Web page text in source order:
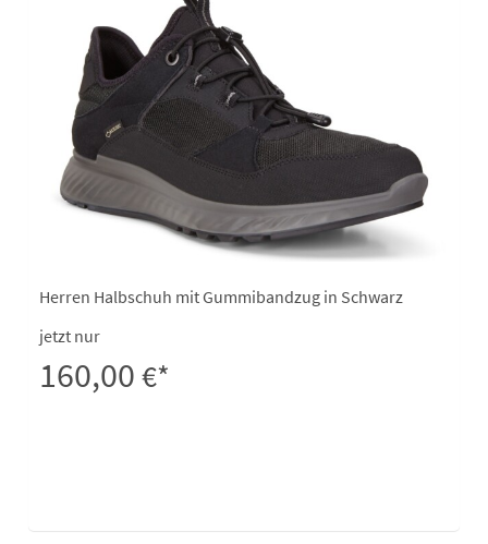
Herren Halbschuh mit Gummibandzug in Schwarz
jetzt nur
160,00€*